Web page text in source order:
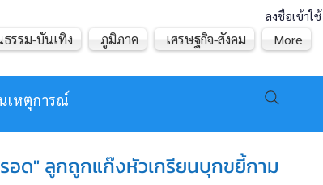
ลงชื่อเข้าใช้
เหตุการณ์
รรม-บันเทิง ภูมิภาค เศรษฐกิจ-สังคม More
อด" ลูกถูกแก๊งหัวเกรียนบุกขยี้กาม